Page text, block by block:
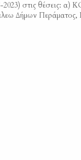
2023) στις θέσεις:
Δήμων Περάματος,